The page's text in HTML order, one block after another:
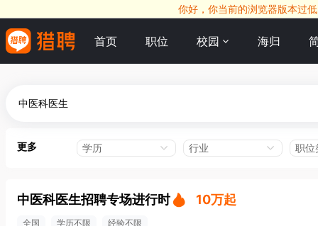
你好，你当前的浏览器版本过
首页 职位 校园 海归
更多 学历 行业 职位
中医科医生招聘专场进行时 10万起
全国 学历不限 经验不限